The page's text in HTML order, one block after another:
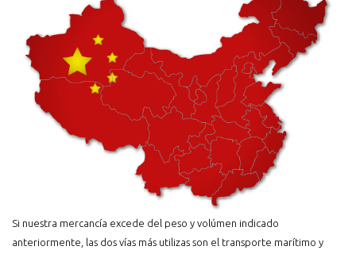
Si nuestra mercancía excede del peso y volúmen indicado
anteriormente, las dos vías más utilizas son el transporte marítimo y